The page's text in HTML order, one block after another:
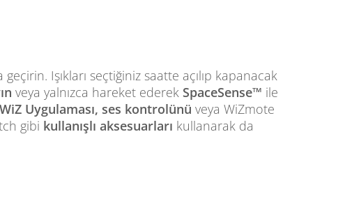
Işıkları seçtiğiniz saatte açılıp kapanacak
veya yalnızca hareket ederek SpaceSense™ ile
WiZ Uygulaması, ses kontrolünü veya WiZmote
gibi kullanışlı aksesuarları kullanarak da